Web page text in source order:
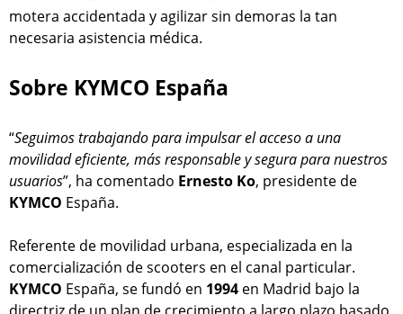
motera accidentada y agilizar sin demoras la tan
necesaria asistencia médica.
Sobre KYMCO España
“Seguimos trabajando para impulsar el acceso a una
movilidad eficiente, más responsable y segura para nuestros
usuarios”, ha comentado Ernesto Ko, presidente de
KYMCO España.
Referente de movilidad urbana, especializada en la
comercialización de scooters en el canal particular.
KYMCO España, se fundó en 1994 en Madrid bajo la